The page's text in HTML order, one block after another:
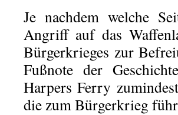
Je nachdem welche
Angriff auf das
Bürgerkrieges zur
Fußnote der
Harpers Ferry
die zum Bürgerkrieg